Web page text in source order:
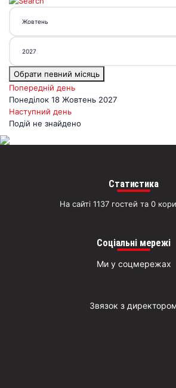
Обрати певний місяць
Попередній день
Понеділок 18 Жовтень 2027
Наступний день
Подій не знайдено
Статистика
На сайті 1137 гостей та 0
Соціальні мережі
Ми у соцмережах
Звязок з